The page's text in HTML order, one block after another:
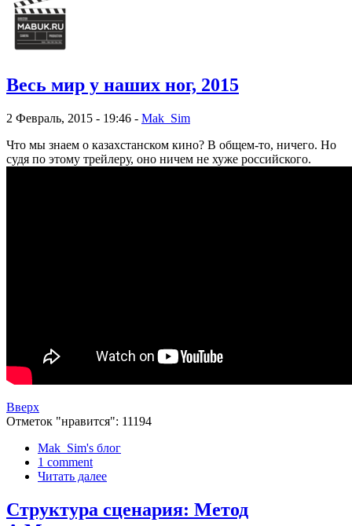
Весь мир у наших ног, 2015
2 Февраль, 2015 - 19:46 - Mak_Sim
Что мы знаем о казахстанском кино? В общем-то, ничего. Но
судя по этому трейлеру, оно ничем не хуже российского.
Вверх
Отметок "нравится": 11194
Mak_Sim's блог
1 comment
Читать далее
Структура сценария: Метод